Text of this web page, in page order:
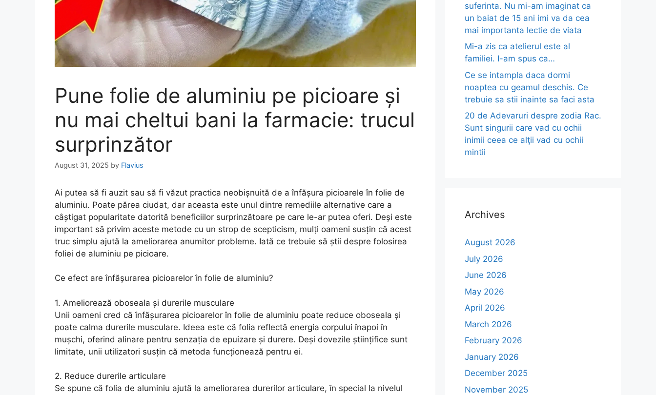
Pune folie de aluminiu pe picioare și
nu mai cheltui bani la farmacie: trucul
surprinzător
August 31, 2025 by Flavius
Ai putea să fi auzit sau să fi văzut practica neobișnuită de a înfășura picioarele în folie de
aluminiu. Poate părea ciudat, dar aceasta este unul dintre remediile alternative care a
câștigat popularitate datorită beneficiilor surprinzătoare pe care le-ar putea oferi. Deși este
important să privim aceste metode cu un strop de scepticism, mulți oameni susțin că acest
truc simplu ajută la ameliorarea anumitor probleme. Iată ce trebuie să știi despre folosirea
foliei de aluminiu pe picioare.
Ce efect are înfășurarea picioarelor în folie de aluminiu?
1. Ameliorează oboseala și durerile musculare
Unii oameni cred că înfășurarea picioarelor în folie de aluminiu poate reduce oboseala și
poate calma durerile musculare. Ideea este că folia reflectă energia corpului înapoi în
mușchi, oferind alinare pentru senzația de epuizare și durere. Deși dovezile științifice sunt
limitate, unii utilizatori susțin că metoda funcționează pentru ei.
2. Reduce durerile articulare
Se spune că folia de aluminiu ajută la ameliorarea durerilor articulare, în special la nivelul
suferinta. Nu mi-am imaginat ca
un baiat de 15 ani imi va da cea
mai importanta lectie de viata
Mi-a zis ca atelierul este al
familiei. I-am spus ca…
Ce se intampla daca dormi
noaptea cu geamul deschis. Ce
trebuie sa stii inainte sa faci asta
20 de Adevaruri despre zodia Rac.
Sunt singurii care vad cu ochii
inimii ceea ce alţii vad cu ochii
mintii
Archives
August 2026
July 2026
June 2026
May 2026
April 2026
March 2026
February 2026
January 2026
December 2025
November 2025